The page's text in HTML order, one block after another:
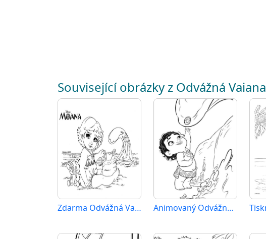
Související obrázky z Odvážná Vaiana
Zdarma Odvážná Vaiana k Tisku pro Děti Animovaný Odvážná Vaiana